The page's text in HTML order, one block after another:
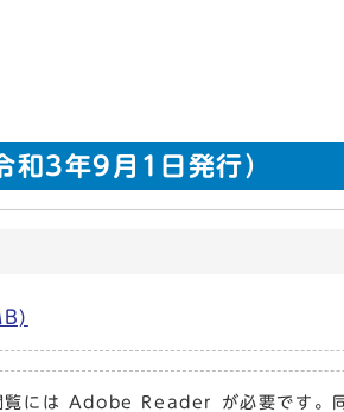
3年9月1日発行）
覧には Adobe Reader が必要です。